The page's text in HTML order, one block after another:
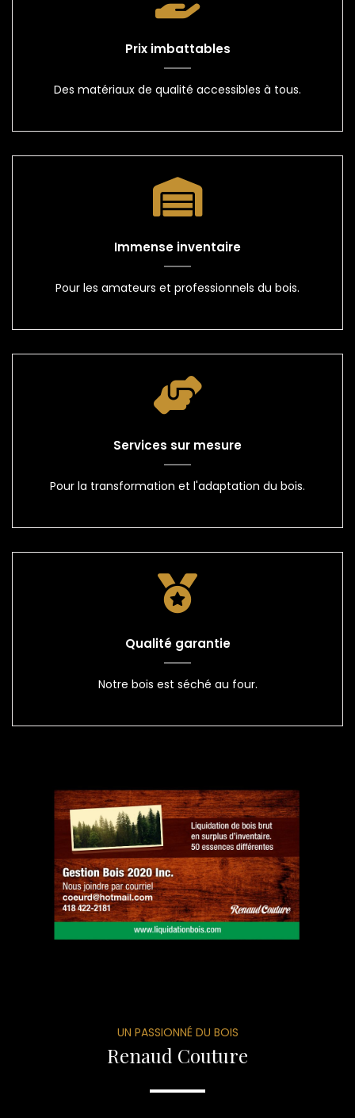
Prix imbattables
Des matériaux de qualité accessibles à tous.
Immense inventaire
Pour les amateurs et professionnels du bois.
Services sur mesure
Pour la transformation et l'adaptation du bois.
Qualité garantie
Notre bois est séché au four.
UN PASSIONNÉ DU BOIS
Renaud Couture